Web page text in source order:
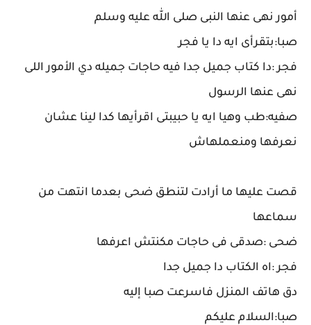
أمور نهى عنها النبى صلى الله عليه وسلم
صبا:بتقرأى ايه دا يا فجر
فجر :دا كتاب جميل جدا فيه حاجات جميله دي الأمور اللى
نهى عنها الرسول
صفيه:طب وهيا ايه يا حبيبتى اقرأيها كدا لينا عشان
نعرفها ومنعملهاش
قصت عليها ما أرادت لتنطق ضحى بعدما انتهت من
سماعها
ضحى :صدقى فى حاجات مكنتش اعرفها
فجر :اه الكتاب دا جميل جدا
دق هاتف المنزل فاسرعت صبا إليه
صبا:السلام عليكم